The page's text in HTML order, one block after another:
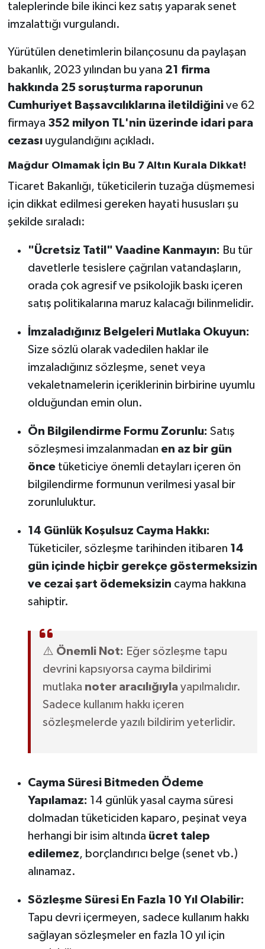
taleplerinde bile ikinci kez satış yaparak senet
imzalattığı vurgulandı.
Yürütülen denetimlerin bilançosunu da paylaşan
bakanlık, 2023 yılından bu yana 21 firma
hakkında 25 soruşturma raporunun
Cumhuriyet Başsavcılıklarına iletildiğinive 62
firmaya 352 milyon TL'nin üzerinde idari para
cezasıuygulandığını açıkladı.
Mağdur Olmamak İçin Bu 7 Altın Kurala Dikkat!
Ticaret Bakanlığı, tüketicilerin tuzağa düşmemesi
için dikkat edilmesi gereken hayati hususları şu
şekilde sıraladı:
"Ücretsiz Tatil" Vaadine Kanmayın: Bu tür
davetlerle tesislere çağrılan vatandaşların,
orada çok agresif ve psikolojik baskı içeren
satış politikalarına maruz kalacağı bilinmelidir.
İmzaladığınız Belgeleri Mutlaka Okuyun:
Size sözlü olarak vadedilen haklar ile
imzaladığınız sözleşme, senet veya
vekaletnamelerin içeriklerinin birbirine uyumlu
olduğundan emin olun.
Ön Bilgilendirme Formu Zorunlu: Satış
sözleşmesi imzalanmadan en az bir gün
öncetüketiciye önemli detayları içeren ön
bilgilendirme formunun verilmesi yasal bir
zorunluluktur.
14 Günlük Koşulsuz Cayma Hakkı:
Tüketiciler, sözleşme tarihinden itibaren 14
gün içinde hiçbir gerekçe göstermeksizin
ve cezai şart ödemeksizin cayma hakkına
sahiptir.
⚠️ Önemli Not: Eğer sözleşme tapu
devrini kapsıyorsa cayma bildirimi
mutlaka noter aracılığıylayapılmalıdır.
Sadece kullanım hakkı içeren
sözleşmelerde yazılı bildirim yeterlidir.
Cayma Süresi Bitmeden Ödeme
Yapılamaz: 14 günlük yasal cayma süresi
dolmadan tüketiciden kaparo, peşinat veya
herhangi bir isim altında ücret talep
edilemez, borçlandırıcı belge (senet vb.)
alınamaz.
Sözleşme Süresi En Fazla 10 Yıl Olabilir:
Tapu devri içermeyen, sadece kullanım hakkı
sağlayan sözleşmeler en fazla 10 yıl için
Kilimli
MAGAZİN
Resmi İlan
Sağlık
SİYASET
Spor
Yaşam